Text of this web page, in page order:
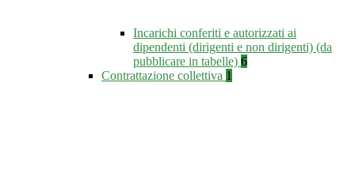
Incarichi conferiti e autorizzati ai
dipendenti (dirigenti e non dirigenti) (da
pubblicare in tabelle) 6
Contrattazione collettiva 1